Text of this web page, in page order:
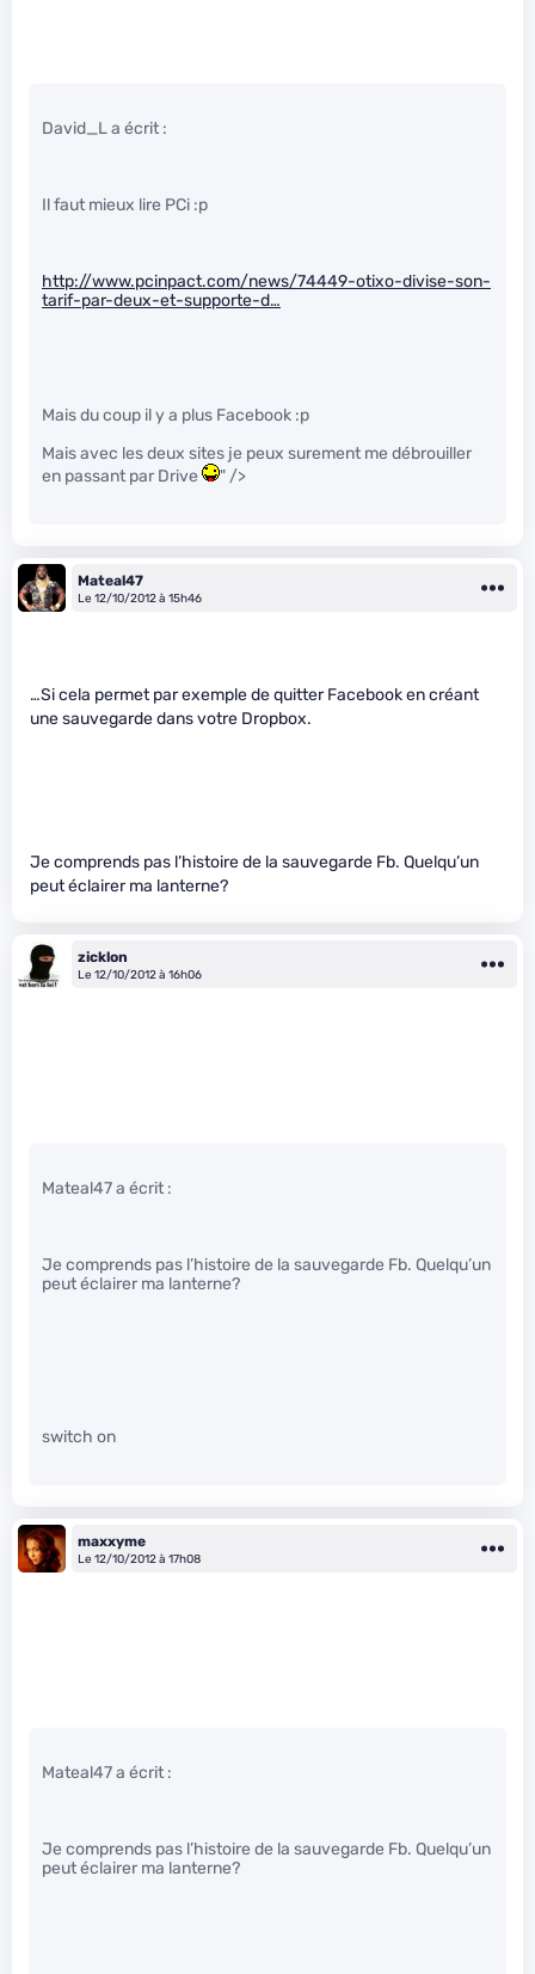
David_L a écrit :
Il faut mieux lire PCi :p
http://www.pcinpact.com/news/74449-otixo-divise-son-
tarif-par-deux-et-supporte-d…
Mais du coup il y a plus Facebook :p
Mais avec les deux sites je peux surement me débrouiller
en passant par Drive
" />
Mateal47
Le 12/10/2012 à 15h46
…Si cela permet par exemple de quitter Facebook en créant
une sauvegarde dans votre Dropbox.
Je comprends pas l’histoire de la sauvegarde Fb. Quelqu’un
peut éclairer ma lanterne?
zicklon
Le 12/10/2012 à 16h06
Mateal47 a écrit :
Je comprends pas l’histoire de la sauvegarde Fb. Quelqu’un
peut éclairer ma lanterne?
switch on
maxxyme
Le 12/10/2012 à 17h08
Mateal47 a écrit :
Je comprends pas l’histoire de la sauvegarde Fb. Quelqu’un
peut éclairer ma lanterne?